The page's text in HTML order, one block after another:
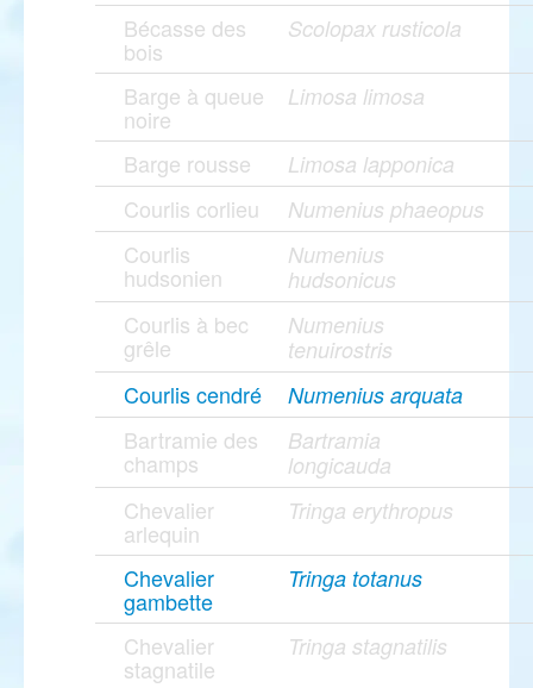
Bécasse des
bois
Scolopax rusticola
Barge à queue
noire
Limosa limosa
Barge rousse Limosa lapponica
Courlis corlieu Numenius phaeopus
Courlis
hudsonien
Numenius
hudsonicus
Courlis à bec
grêle
Numenius
tenuirostris
Courlis cendré Numenius arquata
Bartramie des
champs
Bartramia
longicauda
Chevalier
arlequin
Tringa erythropus
Chevalier
gambette
Tringa totanus
Chevalier
stagnatile
Tringa stagnatilis